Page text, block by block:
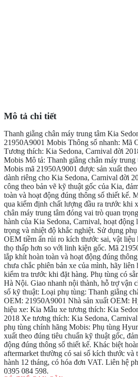
Mô tả chi tiết
Thanh giằng chân máy trung tâm Kia
21950A9001 Mobis Thông số nhanh: Mã
Tương thích: Kia Sedona, Carnival đời
Mobis Mô tả: Thanh giằng chân máy
Mobis mã 21950A9001 được sản xuất
dành riêng cho Kia Sedona, Carnival đời
công theo bản vẽ kỹ thuật gốc của Kia,
toàn và hoạt động đúng thông số thiết kế.
qua kiểm định chất lượng đầu ra trước khi
chân máy trung tâm đóng vai trò quan
hành của Kia Sedona, Carnival, hoạt
trọng và nhiệt độ khắc nghiệt. Sử dụng
OEM tiềm ẩn rủi ro kích thước sai, vật liệu
thọ thấp hơn so với linh kiện gốc. Mã
lắp khít hoàn toàn và hoạt động đúng
chưa chắc phiên bản xe của mình, hãy liên
kiểm tra trước khi đặt hàng. Phụ tùng có
Hà Nội. Giao nhanh nội thành, hỗ trợ vận
số kỹ thuật: Loại phụ tùng: Thanh giằng
OEM: 21950A9001 Nhà sản xuất OEM:
hiệu xe: Kia Mẫu xe tương thích: Kia
2018 Xe tương thích: Kia Sedona,
phụ tùng chính hãng Mobis: Phụ tùng
xuất theo đúng tiêu chuẩn kỹ thuật gốc,
động đúng thông số thiết kế. Khác biệt
aftermarket thường có sai số kích thước và
hành 12 tháng, có hóa đơn VAT. Liên hệ
0395 084 598.